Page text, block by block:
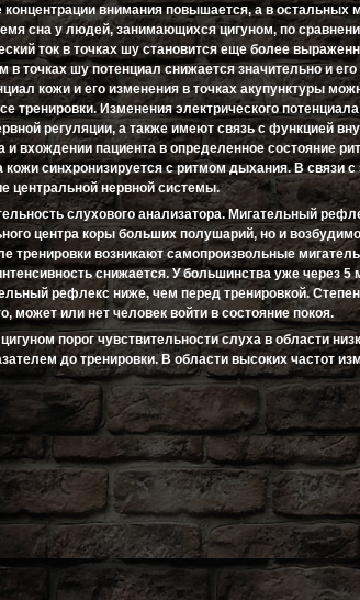
концентрации внимания повышается, а в остальных
сна у людей, занимающихся цигуном, по
ток в точках шу становится еще более
в точках шу потенциал снижается значительно и
кожи и его изменения в точках акупунктуры
тренировки. Изменения электрического
регуляции, а также имеют связь с функцией
и вхождении пациента в определенное состояние
кожи синхронизируется с ритмом дыхания. В связи с
центральной нервной системы.
слухового анализатора. Мигательный
центра коры больших полушарий, но и
тренировки возникают самопроизвольные
снижается. У большинства уже через 5
рефлекс ниже, чем перед тренировкой.
может или нет человек войти в состояние покоя.
порог чувствительности слуха в области
до тренировки. В области высоких частот